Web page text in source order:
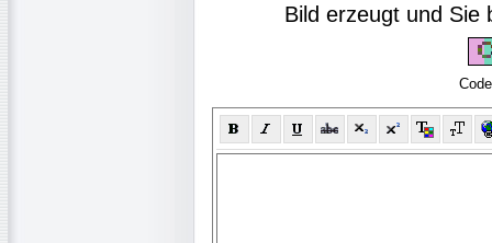
Bild erzeugt und Sie